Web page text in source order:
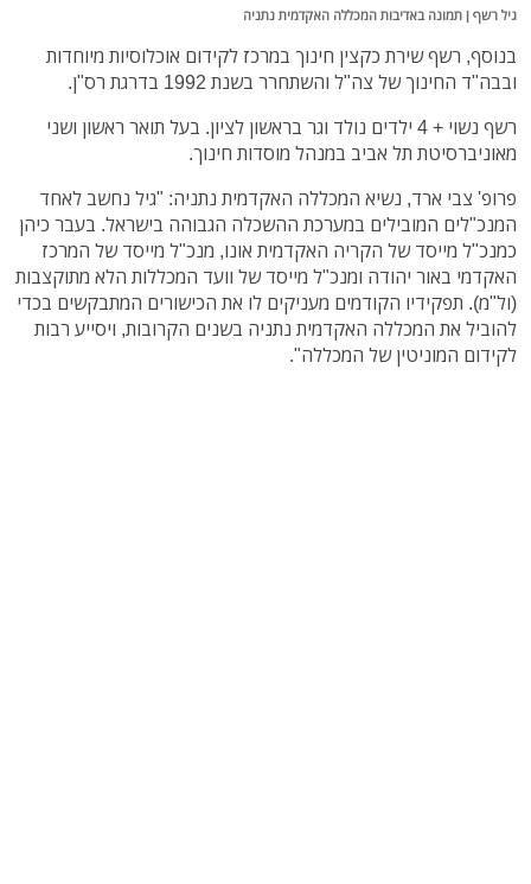
גיל רשף | תמונה באדיבות המכללה האקדמית נתניה
בנוסף, רשף שירת כקצין חינוך במרכז לקידום אוכלוסיות מיוחדות
ובבה"ד החינוך של צה"ל והשתחרר בשנת 1992 בדרגת רס"ן.
רשף נשוי + 4 ילדים נולד וגר בראשון לציון. בעל תואר ראשון ושני
מאוניברסיטת תל אביב במנהל מוסדות חינוך.
פרופ' צבי ארד, נשיא המכללה האקדמית נתניה: "גיל נחשב לאחד
המנכ"לים המובילים במערכת ההשכלה הגבוהה בישראל. בעבר כיהן
כמנכ"ל מייסד של הקריה האקדמית אונו, מנכ"ל מייסד של המרכז
האקדמי באור יהודה ומנכ"ל מייסד של וועד המכללות הלא מתוקצבות
(ול"מ). תפקידיו הקודמים מעניקים לו את הכישורים המתבקשים בכדי
להוביל את המכללה האקדמית נתניה בשנים הקרובות, ויסייע רבות
לקידום המוניטין של המכללה".